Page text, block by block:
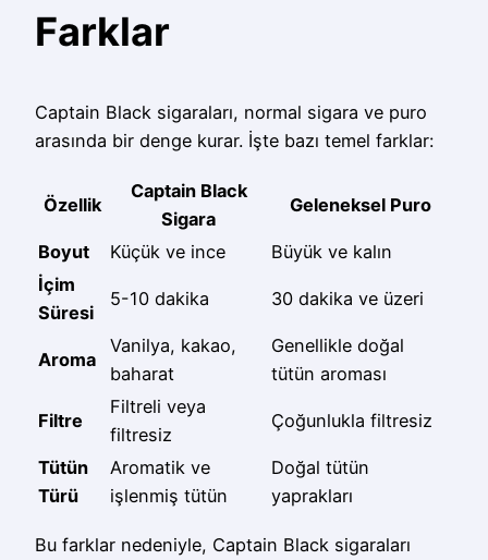
Farklar
Captain Black sigaraları, normal sigara ve puro
arasında bir denge kurar. İşte bazı temel farklar:
Özellik
Captain Black
Sigara
Geleneksel Puro
Boyut Küçük ve ince
Büyük ve kalın
İçim
Süresi
5-10 dakika 30 dakika ve üzeri
Aroma
Vanilya, kakao,
baharat
Genellikle doğal
tütün aroması
Filtre
Filtreli veya
filtresiz
Çoğunlukla filtresiz
Tütün
Türü
Aromatik ve
işlenmiş tütün
Doğal tütün
yaprakları
Bu farklar nedeniyle, Captain Black sigaraları